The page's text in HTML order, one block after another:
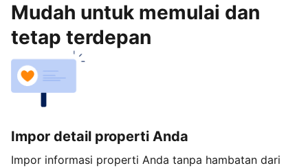
Mudah untuk memulai dan
tetap terdepan
Impor detail properti Anda
Impor informasi properti Anda tanpa hambatan dari